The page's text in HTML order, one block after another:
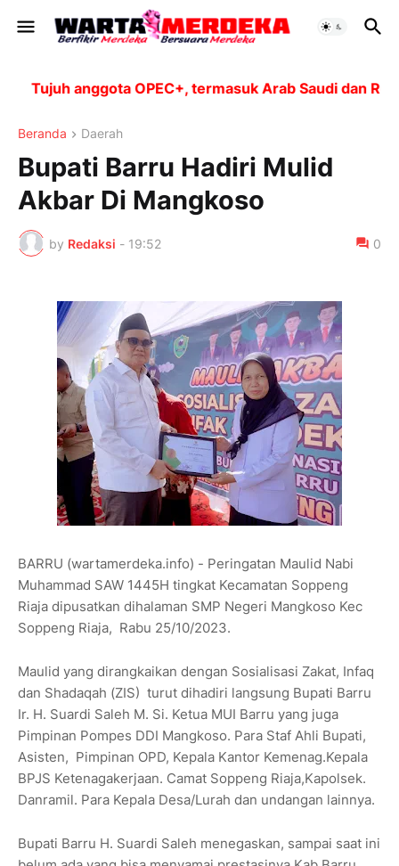
Tujuh anggota OPEC+, termasuk Arab Saudi dan
Beranda Daerah
Bupati Barru Hadiri Mulid
Akbar Di Mangkoso
by Redaksi - 19:52 0
BARRU (wartamerdeka.info) - Peringatan Maulid Nabi
Muhammad SAW 1445H tingkat Kecamatan Soppeng
Riaja dipusatkan dihalaman SMP Negeri Mangkoso Kec
Soppeng Riaja, Rabu 25/10/2023.
Maulid yang dirangkaikan dengan Sosialisasi Zakat, Infaq
dan Shadaqah (ZIS) turut dihadiri langsung Bupati Barru
Ir. H. Suardi Saleh M. Si. Ketua MUI Barru yang juga
Pimpinan Pompes DDI Mangkoso. Para Staf Ahli Bupati,
Asisten, Pimpinan OPD, Kepala Kantor Kemenag.Kepala
BPJS Ketenagakerjaan. Camat Soppeng Riaja,Kapolsek.
Danramil. Para Kepala Desa/Lurah dan undangan lainnya.
Bupati Barru H. Suardi Saleh menegaskan, sampai saat ini